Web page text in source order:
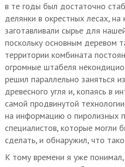
в те годы был достаточно
делянки в окрестных лесах,
заготавливали сырье для
поскольку основным деревом
территории комбината
огромные штабеля
решил параллельно заняться
древесного угля и, копаясь в
самой продвинутой
на информацию о пиролизных
специалистов, которые могли
сделать, и обнаружил, что
К тому времени я уже